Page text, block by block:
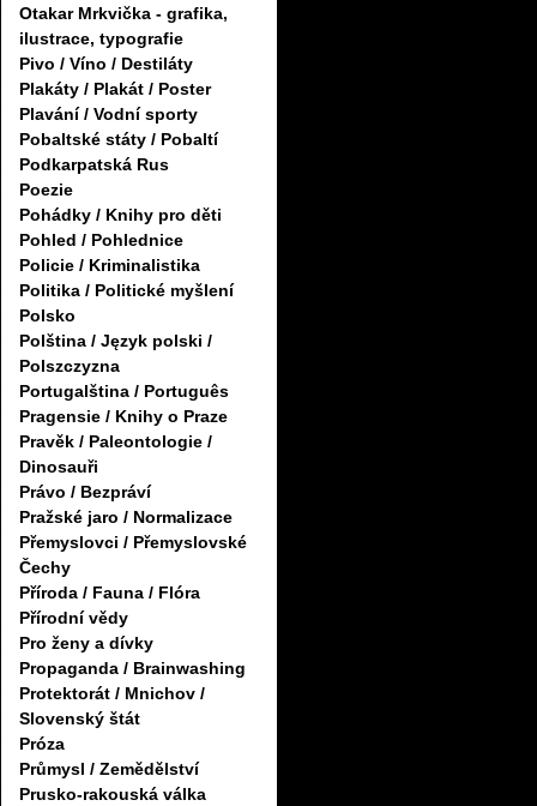
Otakar Mrkvička - grafika,
ilustrace, typografie
Pivo / Víno / Destiláty
Plakáty / Plakát / Poster
Plavání / Vodní sporty
Pobaltské státy / Pobaltí
Podkarpatská Rus
Poezie
Pohádky / Knihy pro děti
Pohled / Pohlednice
Policie / Kriminalistika
Politika / Politické myšlení
Polsko
Polština / Język polski /
Polszczyzna
Portugalština / Português
Pragensie / Knihy o Praze
Pravěk / Paleontologie /
Dinosauři
Právo / Bezpráví
Pražské jaro / Normalizace
Přemyslovci / Přemyslovské
Čechy
Příroda / Fauna / Flóra
Přírodní vědy
Pro ženy a dívky
Propaganda / Brainwashing
Protektorát / Mnichov /
Slovenský štát
Próza
Průmysl / Zemědělství
Prusko-rakouská válka